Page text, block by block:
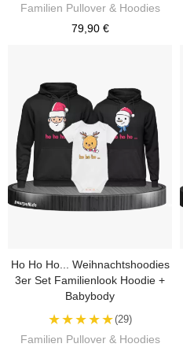
Familien Pullover & Hoodies
79,90 €
Ho Ho Ho... Weihnachtshoodies
3er Set Familienlook Hoodie +
Babybody
★★★★★(29)
Familien Pullover & Hoodies